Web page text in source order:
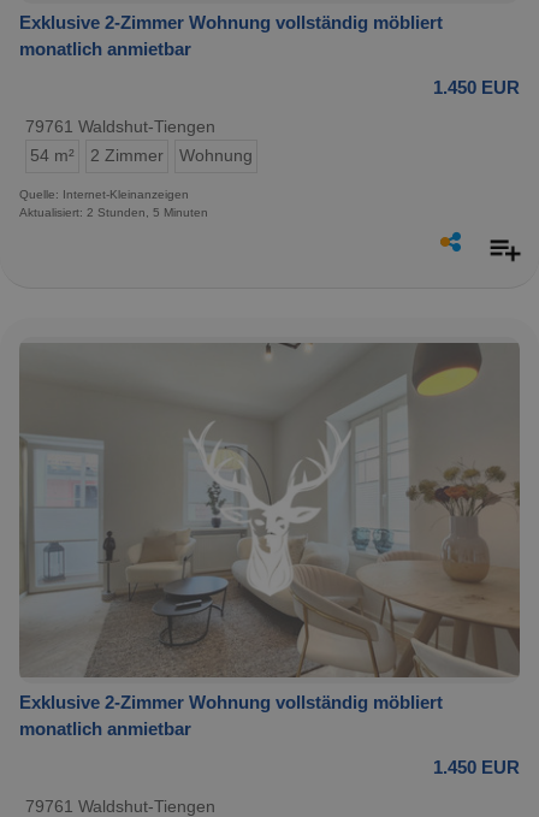
Exklusive 2-Zimmer Wohnung vollständig möbliert
monatlich anmietbar
1.450 EUR
79761 Waldshut-Tiengen
54 m²
2 Zimmer Wohnung
Quelle: Internet-Kleinanzeigen
Aktualisiert: 2 Stunden, 5 Minuten
Exklusive 2-Zimmer Wohnung vollständig möbliert
monatlich anmietbar
1.450 EUR
79761 Waldshut-Tiengen